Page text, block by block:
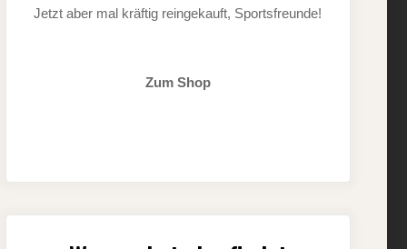
Jetzt aber mal kräftig reingekauft, Sportsfreunde!
Zum Shop